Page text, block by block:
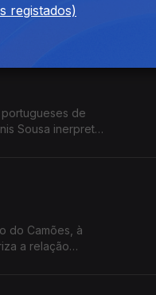
do Festival
de
Sousa inerpreta
do Camões, à
a relação
registados)